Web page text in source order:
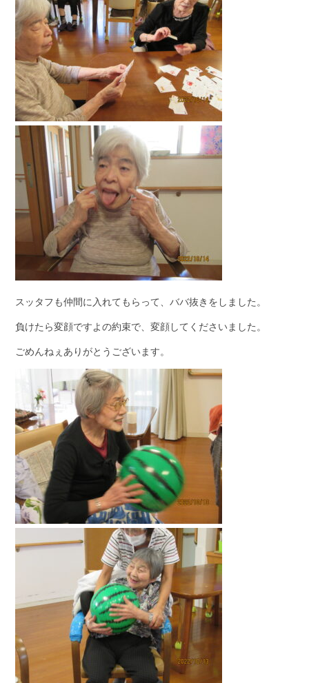
スッタフも仲間に入れてもらって、ババ抜きをしました。
負けたら変顔ですよの約束で、変顔してくださいました。
ごめんねぇありがとうございます。